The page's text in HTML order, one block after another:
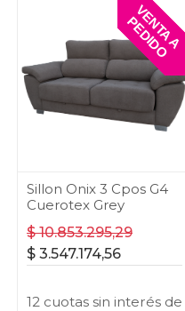
Sillon Onix 3 Cpos G4
Cuerotex Grey
$10.853.295,29
$ 3.547.174,56
12 cuotas sin interés de
V
E
N
T
A
A
P
E
D
I
D
O